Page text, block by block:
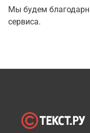
Мы будем
сервиса.